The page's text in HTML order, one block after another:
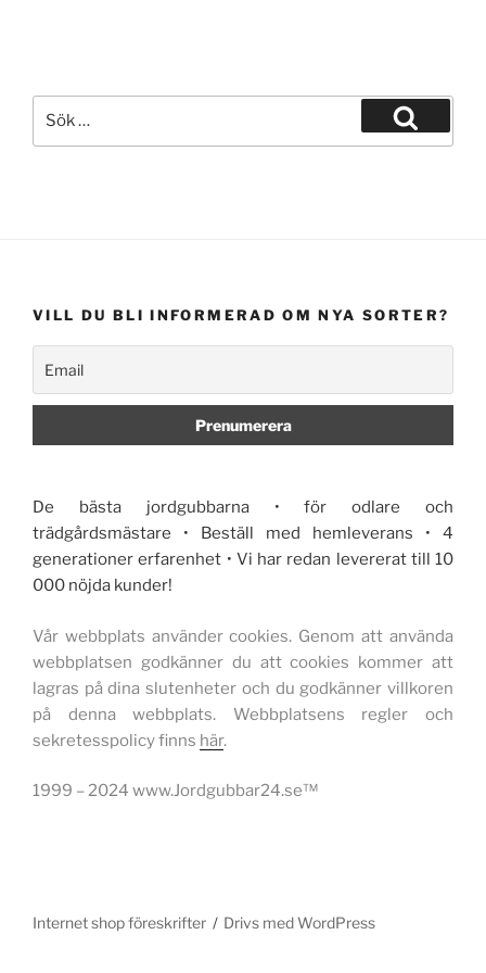
efter:
VILL DU BLI INFORMERAD OM NYA SORTER?
De bästa jordgubbarna • för odlare och
trädgårdsmästare • Beställ med hemleverans • 4
generationer erfarenhet • Vi har redan levererat till 10
000 nöjda kunder!
Vår webbplats använder cookies. Genom att använda
webbplatsen godkänner du att cookies kommer att
lagras på dina slutenheter och du godkänner villkoren
på denna webbplats. Webbplatsens regler och
sekretesspolicy finns här.
1999 – 2024 www.Jordgubbar24.se™
Internet shop föreskrifter Drivs med WordPress